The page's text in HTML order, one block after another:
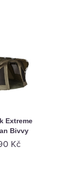
Extreme
Bivvy
Kč